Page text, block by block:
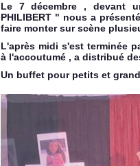
Le 7 décembre , devant
PHILIBERT " nous a
faire monter sur scène
L'après midi s'est terminée
à l'accoutumé , a distribué
Un buffet pour petits et